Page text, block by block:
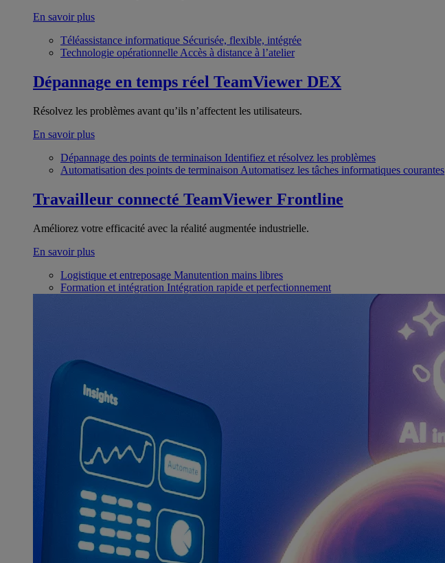
En savoir plus
Téléassistance informatique Sécurisée, flexible, intégrée
Technologie opérationnelle Accès à distance à l’atelier
Dépannage en temps réel TeamViewer DEX
Résolvez les problèmes avant qu’ils n’affectent les utilisateurs.
En savoir plus
Dépannage des points de terminaison Identifiez et résolvez les problèmes
Automatisation des points de terminaison Automatisez les tâches informatiques courantes
Travailleur connecté TeamViewer Frontline
Améliorez votre efficacité avec la réalité augmentée industrielle.
En savoir plus
Logistique et entreposage Manutention mains libres
Formation et intégration Intégration rapide et perfectionnement